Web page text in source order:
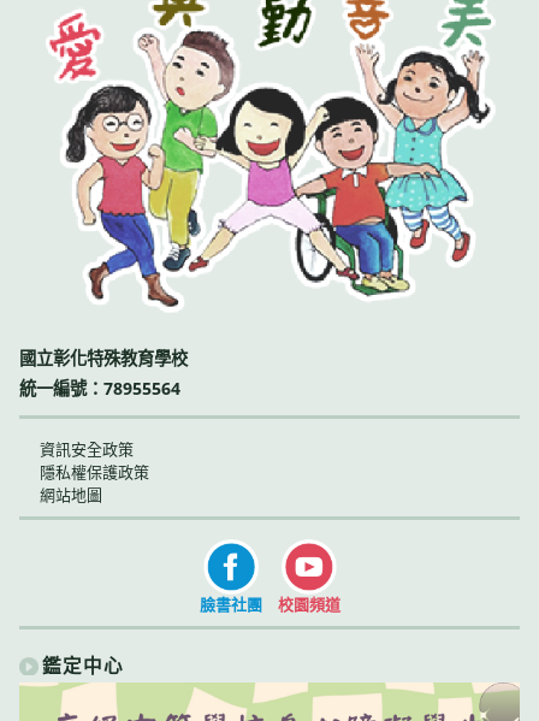
國立彰化特殊教育學校
統一編號：78955564
資訊安全政策
隱私權保護政策
網站地圖
臉書社團 校園頻道
鑑定中心